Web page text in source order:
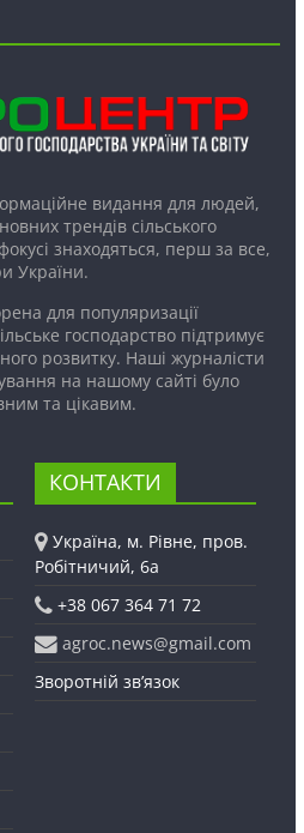
видання для людей,
трендів сільського
знаходяться, перш за все,
України.
для популяризації
господарство підтримує
розвитку. Наші журналісти
на нашому сайті було
та цікавим.
КОНТАКТИ
Україна, м. Рівне, пров.
Робітничий, 6а
+38 067 364 71 72
agroc.news@gmail.com
Зворотній зв’язок